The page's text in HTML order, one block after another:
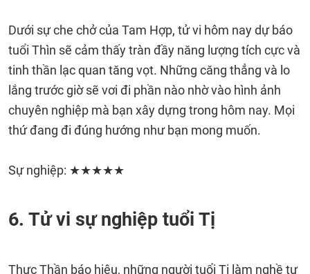
Dưới sự che chở của Tam Hợp, tử vi hôm nay dự báo
tuổi Thìn sẽ cảm thấy tràn đầy năng lượng tích cực và
tinh thần lạc quan tăng vọt. Những căng thẳng và lo
lắng trước giờ sẽ vơi đi phần nào nhờ vào hình ảnh
chuyên nghiệp mà bạn xây dựng trong hôm nay. Mọi
thứ đang đi đúng hướng như bạn mong muốn.
Sự nghiệp: ★★★★★
6. Tử vi sự nghiệp tuổi Tị
Thực Thần báo hiệu, những người tuổi Tị làm nghề tự